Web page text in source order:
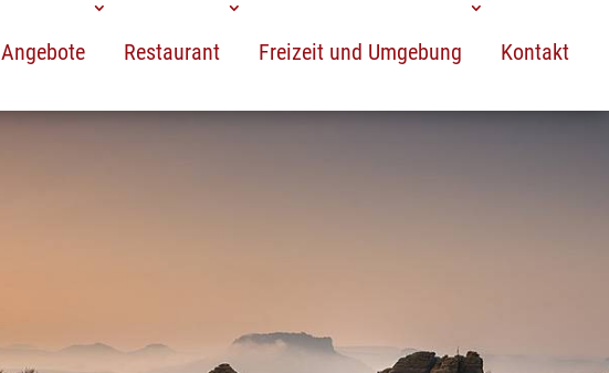
Angebote Restaurant Freizeit und Umgebung Kontakt